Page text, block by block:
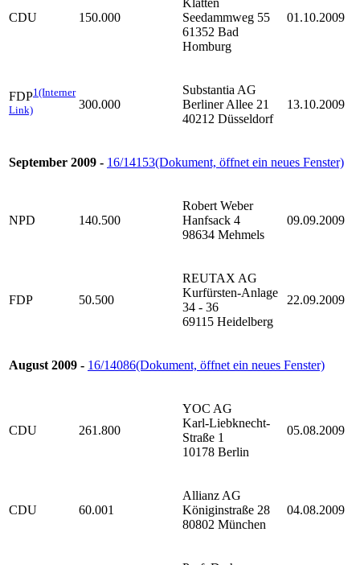
CDU 150.000
Seedammweg 55
61352 Bad
Homburg
01.10.2009
FDP1 (Interner
Link)
300.000
Substantia AG
Berliner Allee 21
40212 Düsseldorf
13.10.2009
September 2009 - 16/14153(Dokument, öffnet ein neues Fenster)
NPD 140.500
Robert Weber
Hanfsack 4
98634 Mehmels
09.09.2009
FDP 50.500
REUTAX AG
Kurfürsten-Anlage
34 - 36
69115 Heidelberg
22.09.2009
August 2009 - 16/14086(Dokument, öffnet ein neues Fenster)
CDU 261.800
YOC AG
Karl-Liebknecht-
Straße 1
10178 Berlin
05.08.2009
CDU 60.001
Allianz AG
Königinstraße 28
80802 München
04.08.2009